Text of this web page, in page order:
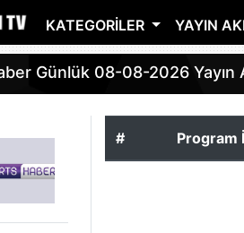
KATEGORILER YAYIN
Günlük 08-08-2026 Yayın
# Program